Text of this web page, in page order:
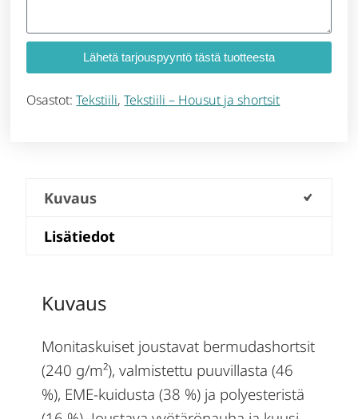
Lähetä tarjouspyyntö tästä tuotteesta
Osastot:Tekstiili,Tekstiili – Housut ja shortsit
Kuvaus
Lisätiedot
Kuvaus
Monitaskuiset joustavat bermudashortsit
(240 g/m²), valmistettu puuvillasta (46
%), EME-kuidusta (38 %) ja polyesteristä